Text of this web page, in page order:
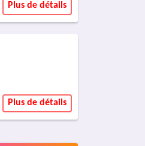
Plus de détails
Plus de détails